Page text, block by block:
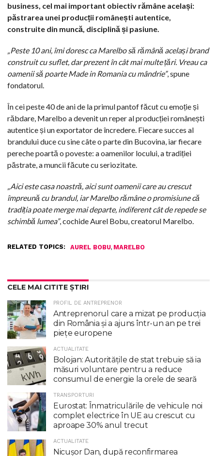
business, cel mai important obiectiv rămâne același:
păstrarea unei producții românești autentice,
construite din muncă, disciplină și pasiune.
„Peste 10 ani, îmi doresc ca Marelbo să rămână același brand
construit cu suflet, dar prezent în cât mai multe țări. Vreau ca
oamenii să poarte Made in Romania cu mândrie”, spune
fondatorul.
În cei peste 40 de ani de la primul pantof făcut cu emoție și
răbdare, Marelbo a devenit un reper al producției românești
autentice și un exportator de încredere. Fiecare succes al
brandului duce cu sine câte o parte din Bucovina, iar fiecare
pereche poartă o poveste: a oamenilor locului, a tradiției
păstrate, a muncii făcute cu seriozitate.
„Aici este casa noastră, aici sunt oamenii care au crescut
împreună cu brandul, iar Marelbo rămâne o promisiune că
tradiția poate merge mai departe, indiferent cât de repede se
schimbă lumea”, cochide Aurel Bobu, creatorul Marelbo.
RELATED TOPICS: AUREL BOBU, MARELBO
CELE MAI CITITE ȘTIRI
PROFIL DE ANTREPRENOR
Antreprenorul care a mizat pe producția
din România și a ajuns într-un an pe trei
piețe europene
ACTUALITATE
Bolojan: Autoritățile de stat trebuie să ia
măsuri voluntare pentru a reduce
consumul de energie la orele de seară
TRANSPORTURI
Eurostat: Înmatriculările de vehicule noi
complet electrice în UE au crescut cu
aproape 30% anul trecut
ACTUALITATE
Nicuşor Dan, după reconfirmarea